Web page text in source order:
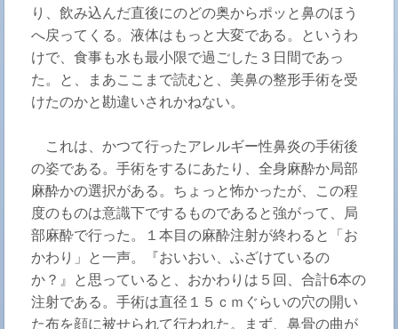
り、飲み込んだ直後にのどの奥からポッと鼻のほう
へ戻ってくる。液体はもっと大変である。というわ
けで、食事も水も最小限で過ごした３日間であっ
た。と、まあここまで読むと、美鼻の整形手術を受
けたのかと勘違いされかねない。
これは、かつて行ったアレルギー性鼻炎の手術後
の姿である。手術をするにあたり、全身麻酔か局部
麻酔かの選択がある。ちょっと怖かったが、この程
度のものは意識下でするものであると強がって、局
部麻酔で行った。１本目の麻酔注射が終わると「お
かわり」と一声。『おいおい、ふざけているの
か？』と思っていると、おかわりは５回、合計6本の
注射である。手術は直径１５ｃｍぐらいの穴の開い
た布を顔に被せられて行われた。まず、鼻骨の曲が